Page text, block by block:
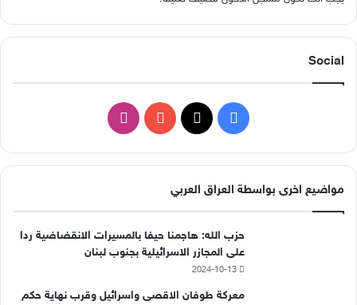
Social
ي
س
ب
و
ك
X
Y
u
T
ن
ت
ق
مواضيع اخرى بواسطة العراق العربي
حزب الله: هاجمنا حيفا بالمسيرات الانقضاضية ردا
على المجازر الاسرائيلية بجنوب لبنان
2024-10-13
معركة طوفان الاقصى واسرائيل وقرب نهاية حكم